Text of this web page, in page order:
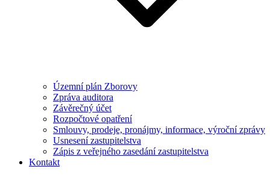
Územní plán Zborovy
Zpráva auditora
Závěrečný účet
Rozpočtové opatření
Smlouvy, prodeje, pronájmy, informace, výroční zprávy
Usnesení zastupitelstva
Zápis z veřejného zasedání zastupitelstva
Kontakt